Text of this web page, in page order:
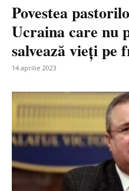
Povestea
Ucraina care nu
salvează vieți pe
14 aprilie 2023